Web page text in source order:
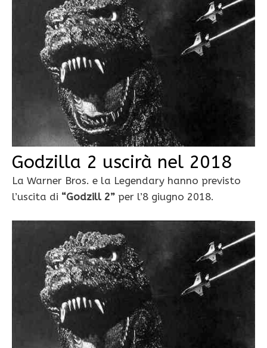
Godzilla 2 uscirà nel 2018
La Warner Bros. e la Legendary hanno previsto
l’uscita di “Godzill 2” per l’8 giugno 2018.